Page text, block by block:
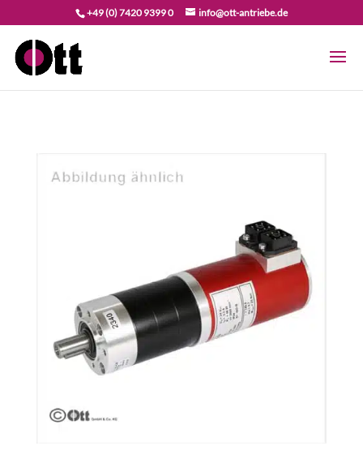
+49 (0) 7420 9399 0 info@ott-antriebe.de